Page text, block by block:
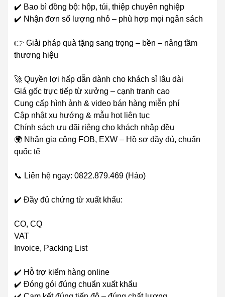
✔️ Bao bì đồng bộ: hộp, túi, thiệp chuyên nghiệp
✔️ Nhận đơn số lượng nhỏ – phù hợp mọi ngân sách
👉 Giải pháp quà tặng sang trọng – bền – nâng tầm
thương hiệu
🚀 Quyền lợi hấp dẫn dành cho khách sỉ lâu dài
Giá gốc trực tiếp từ xưởng – cạnh tranh cao
Cung cấp hình ảnh & video bán hàng miễn phí
Cập nhật xu hướng & mẫu hot liên tục
Chính sách ưu đãi riêng cho khách nhập đều
🌍 Nhận gia công FOB, EXW – Hồ sơ đầy đủ, chuẩn
quốc tế
📞 Liên hệ ngay: 0822.879.469 (Hảo)
✔️ Đầy đủ chứng từ xuất khẩu:
CO, CQ
VAT
Invoice, Packing List
✔️ Hỗ trợ kiểm hàng online
✔️ Đóng gói đúng chuẩn xuất khẩu